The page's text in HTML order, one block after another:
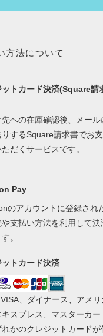
方法について
ットカード決済(Square請
先への在庫確認後、メール
りするSquare請求書でお支
だくサービスです。
Pay
のアカウントに登録され
支払い方法を利用して決
。
ットカード決済
、ダイナース、アメリ
キスプレス、マスターカー
かのクレジットカードが